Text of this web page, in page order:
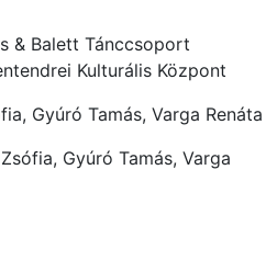
& Balett Tánccsoport
Kulturális Központ
Gyúró Tamás, Varga Renáta
Gyúró Tamás, Varga